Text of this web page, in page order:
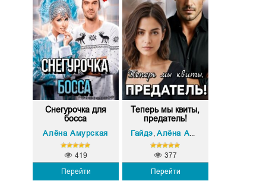
Снегурочка для
босса
Алёна Амурская
Перейти
419
Теперь мы квиты,
предатель!
Гайдэ ,Алёна Амурская
Перейти
377